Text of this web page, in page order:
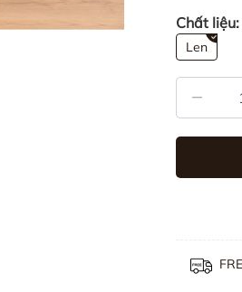
Chất liệu:
Len